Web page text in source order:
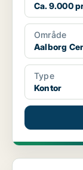
Ca. 9.000
Område
Aalborg
Type
Kontor
Kontor i Aalborg